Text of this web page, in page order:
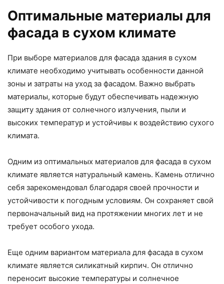
Оптимальные материалы для
фасада в сухом климате
При выборе материалов для фасада здания в сухом
климате необходимо учитывать особенности данной
зоны и затраты на уход за фасадом. Важно выбрать
материалы, которые будут обеспечивать надежную
защиту здания от солнечного излучения, пыли и
высоких температур и устойчивы к воздействию сухого
климата.
Одним из оптимальных материалов для фасада в сухом
климате является натуральный камень. Камень отлично
себя зарекомендовал благодаря своей прочности и
устойчивости к погодным условиям. Он сохраняет свой
первоначальный вид на протяжении многих лет и не
требует особого ухода.
Еще одним вариантом материала для фасада в сухом
климате является силикатный кирпич. Он отлично
переносит высокие температуры и солнечное